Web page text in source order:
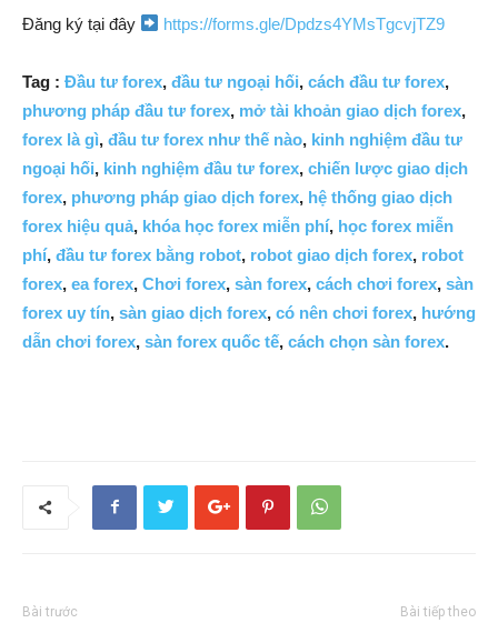
Đăng ký tại đây https://forms.gle/Dpdzs4YMsTgcvjTZ9
Tag : Đầu tư forex, đầu tư ngoại hối, cách đầu tư forex,
phương pháp đầu tư forex, mở tài khoản giao dịch forex,
forex là gì, đầu tư forex như thế nào, kinh nghiệm đầu tư
ngoại hối, kinh nghiệm đầu tư forex, chiến lược giao dịch
forex, phương pháp giao dịch forex, hệ thống giao dịch
forex hiệu quả, khóa học forex miễn phí, học forex miễn
phí, đầu tư forex bằng robot, robot giao dịch forex, robot
forex, ea forex, Chơi forex, sàn forex, cách chơi forex, sàn
forex uy tín, sàn giao dịch forex, có nên chơi forex, hướng
dẫn chơi forex, sàn forex quốc tế, cách chọn sàn forex.
Bài trước Bài tiếp theo